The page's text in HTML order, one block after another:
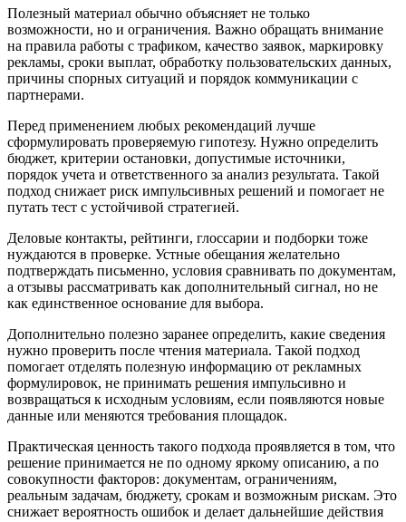
Полезный материал обычно объясняет не только
возможности, но и ограничения. Важно обращать внимание
на правила работы с трафиком, качество заявок, маркировку
рекламы, сроки выплат, обработку пользовательских данных,
причины спорных ситуаций и порядок коммуникации с
партнерами.
Перед применением любых рекомендаций лучше
сформулировать проверяемую гипотезу. Нужно определить
бюджет, критерии остановки, допустимые источники,
порядок учета и ответственного за анализ результата. Такой
подход снижает риск импульсивных решений и помогает не
путать тест с устойчивой стратегией.
Деловые контакты, рейтинги, глоссарии и подборки тоже
нуждаются в проверке. Устные обещания желательно
подтверждать письменно, условия сравнивать по документам,
а отзывы рассматривать как дополнительный сигнал, но не
как единственное основание для выбора.
Дополнительно полезно заранее определить, какие сведения
нужно проверить после чтения материала. Такой подход
помогает отделять полезную информацию от рекламных
формулировок, не принимать решения импульсивно и
возвращаться к исходным условиям, если появляются новые
данные или меняются требования площадок.
Практическая ценность такого подхода проявляется в том, что
решение принимается не по одному яркому описанию, а по
совокупности факторов: документам, ограничениям,
реальным задачам, бюджету, срокам и возможным рискам. Это
снижает вероятность ошибок и делает дальнейшие действия